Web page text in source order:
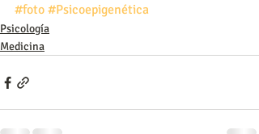
#foto #Psicoepigenética
Psicología
Medicina